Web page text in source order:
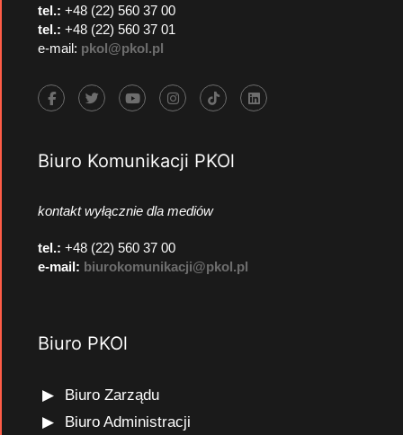
tel.: +48 (22) 560 37 00
tel.: +48 (22) 560 37 01
e-mail: pkol@pkol.pl
Biuro Komunikacji PKOl
kontakt wyłącznie dla mediów
tel.: +48 (22) 560 37 00
e-mail: biurokomunikacji@pkol.pl
Biuro PKOl
Biuro Zarządu
Biuro Administracji